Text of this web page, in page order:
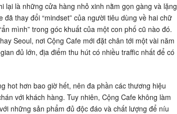
là những cửa hàng nhỏ xinh nằm gọn gàng và lặng
thay đổi “mindset” của người tiêu dùng về hai chữ
mình” trong góc khuất của một con phố cũ nào đó.
Seoul, nơi Cộng Cafe mới đặt chân tới một vài năm
đủ lớn, địa điểm thu hút có nhiều traffic nhất để có
hot hơn bao giờ hết, nên đa phần các thương hiệu
với khách hàng. Tuy nhiên, Cộng Cafe không làm
những sản phẩm đủ độc đáo và chất lượng để níu